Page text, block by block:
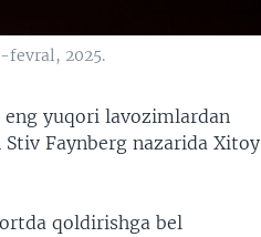
fevral, 2025.
yuqori lavozimlardan
Faynberg nazarida Xitoy
qoldirishga bel